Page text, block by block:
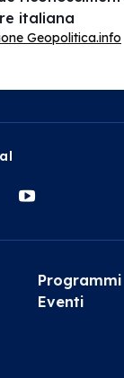
italiana
Geopolitica.info
Programmi
Eventi